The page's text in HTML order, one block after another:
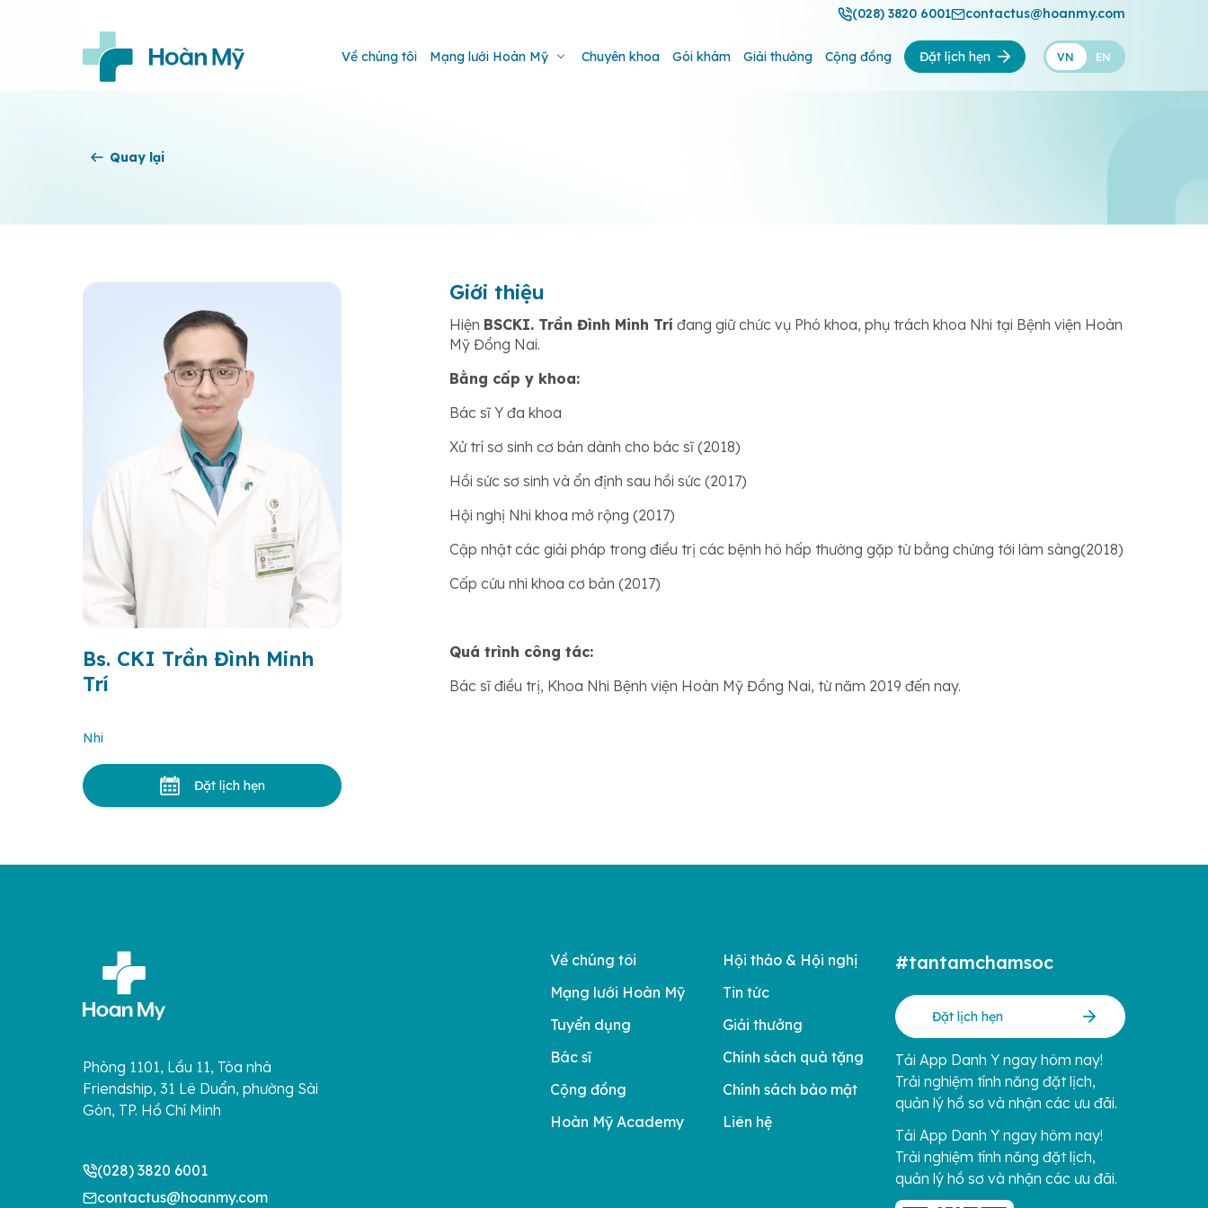
(028) 3820 6001 contactus@hoanmy.com
Về chúng tôi Mạng lưới Hoàn Mỹ Chuyên khoa Gói khám Giải thưởng Cộng đồng Đặt lịch hẹn VN EN
Quay lại
Bs. CKI Trần Đình Minh
Trí
Nhi
Đặt lịch hẹn
Giới thiệu
Hiện BSCKI. Trần Đình Minh Trí đang giữ chức vụ Phó khoa, phụ trách khoa Nhi tại Bệnh viện Hoàn
Mỹ Đồng Nai.
Bằng cấp y khoa:
Bác sĩ Y đa khoa
Xử trí sơ sinh cơ bản dành cho bác sĩ (2018)
Hồi sức sơ sinh và ổn định sau hồi sức (2017)
Hội nghị Nhi khoa mở rộng (2017)
Cập nhật các giải pháp trong điều trị các bệnh hô hấp thường gặp từ bằng chứng tới lâm sàng(2018)
Cấp cứu nhi khoa cơ bản (2017)
Quá trình công tác:
Bác sĩ điều trị, Khoa Nhi Bệnh viện Hoàn Mỹ Đồng Nai, từ năm 2019 đến nay.
Phòng 1101, Lầu 11, Tòa nhà
Friendship, 31 Lê Duẩn, phường Sài
Gòn, TP. Hồ Chí Minh
(028) 3820 6001
contactus@hoanmy.com
Về chúng tôi
Mạng lưới Hoàn Mỹ
Tuyển dụng
Bác sĩ
Cộng đồng
Hoàn Mỹ Academy
Hội thảo & Hội nghị
Tin tức
Giải thưởng
Chính sách quà tặng
Chính sách bảo mật
Liên hệ
#tantamchamsoc
Đặt lịch hẹn
Tải App Danh Y ngay hôm nay!
Trải nghiệm tính năng đặt lịch,
quản lý hồ sơ và nhận các ưu đãi.
Tải App Danh Y ngay hôm nay!
Trải nghiệm tính năng đặt lịch,
quản lý hồ sơ và nhận các ưu đãi.